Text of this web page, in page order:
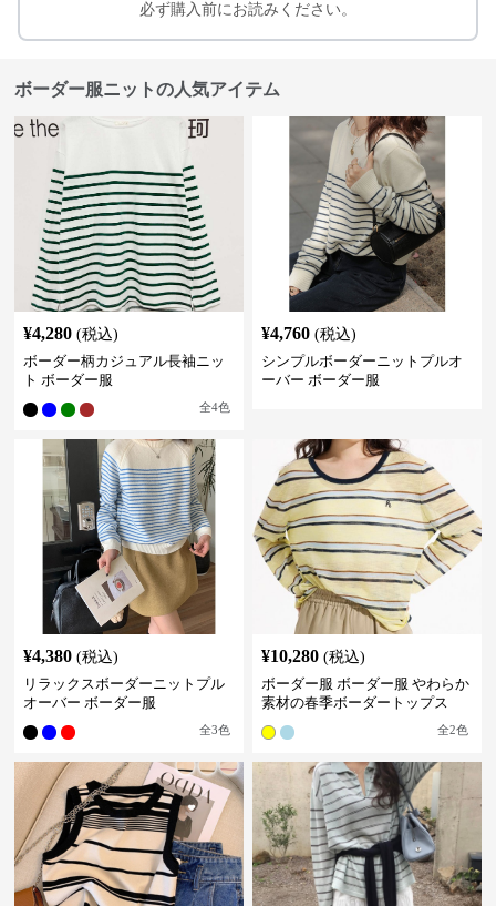
必ず購入前にお読みください。
ボーダー服ニットの人気アイテム
¥4,280 (税込)
ボーダー柄カジュアル長袖ニッ
ト ボーダー服
全4色
¥4,760 (税込)
シンプルボーダーニットプルオ
ーバー ボーダー服
¥4,380 (税込)
リラックスボーダーニットプル
オーバー ボーダー服
全3色
¥10,280 (税込)
ボーダー服 ボーダー服 やわらか
素材の春季ボーダートップス
全2色